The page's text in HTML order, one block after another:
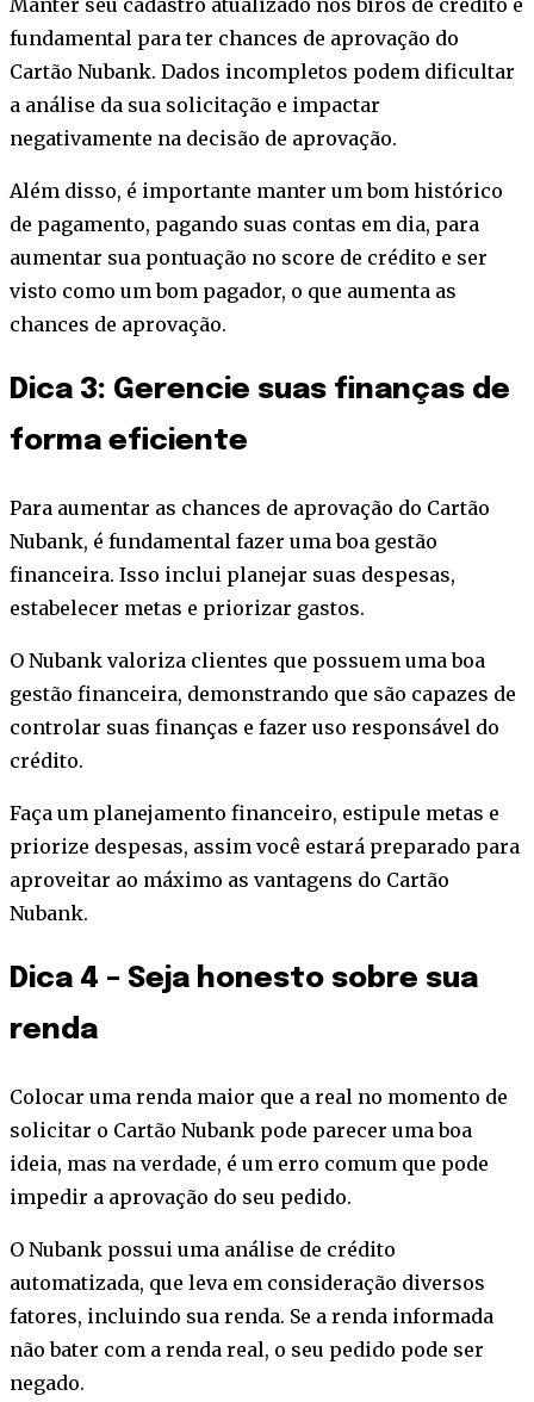
fundamental para ter chances de aprovação do
Cartão Nubank. Dados incompletos podem dificultar
a análise da sua solicitação e impactar
negativamente na decisão de aprovação.
Além disso, é importante manter um bom histórico
de pagamento, pagando suas contas em dia, para
aumentar sua pontuação no score de crédito e ser
visto como um bom pagador, o que aumenta as
chances de aprovação.
Dica 3: Gerencie suas finanças de
forma eficiente
Para aumentar as chances de aprovação do Cartão
Nubank, é fundamental fazer uma boa gestão
financeira. Isso inclui planejar suas despesas,
estabelecer metas e priorizar gastos.
O Nubank valoriza clientes que possuem uma boa
gestão financeira, demonstrando que são capazes de
controlar suas finanças e fazer uso responsável do
crédito.
Faça um planejamento financeiro, estipule metas e
priorize despesas, assim você estará preparado para
aproveitar ao máximo as vantagens do Cartão
Nubank.
Dica 4 – Seja honesto sobre sua
renda
Colocar uma renda maior que a real no momento de
solicitar o Cartão Nubank pode parecer uma boa
ideia, mas na verdade, é um erro comum que pode
impedir a aprovação do seu pedido.
O Nubank possui uma análise de crédito
automatizada, que leva em consideração diversos
fatores, incluindo sua renda. Se a renda informada
não bater com a renda real, o seu pedido pode ser
negado.